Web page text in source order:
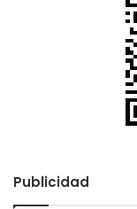
Publicidad